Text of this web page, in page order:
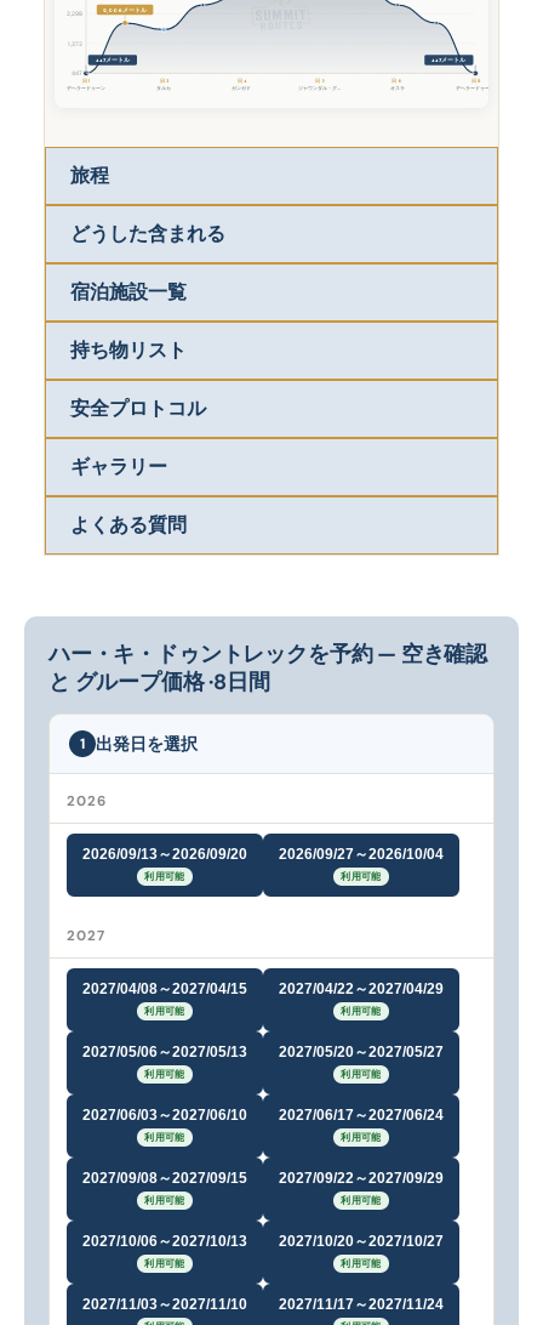
447
1,372
2,298
447メートル
2,006メートル
447メートル
日 1
デヘラードゥーン
日 3
タルカ
日 4
ガンガド
日 5
ジャウンダル・グ...
日 6
オスラ
日 8
デヘラードゥーン
旅程
どうした含まれる
宿泊施設一覧
持ち物リスト
安全プロトコル
ギャラリー
よくある質問
ハー・キ・ドゥントレックを予約 — 空き確認
と グループ価格 ·8日間
1 出発日を選択
2026
2026/09/13～2026/09/20
利用可能
2026/09/27～2026/10/04
利用可能
2027
2027/04/08～2027/04/15
利用可能
2027/04/22～2027/04/29
利用可能
2027/05/06～2027/05/13
利用可能
2027/05/20～2027/05/27
利用可能
2027/06/03～2027/06/10
利用可能
2027/06/17～2027/06/24
利用可能
2027/09/08～2027/09/15
利用可能
2027/09/22～2027/09/29
利用可能
2027/10/06～2027/10/13
利用可能
2027/10/20～2027/10/27
利用可能
2027/11/03～2027/11/10 2027/11/17～2027/11/24